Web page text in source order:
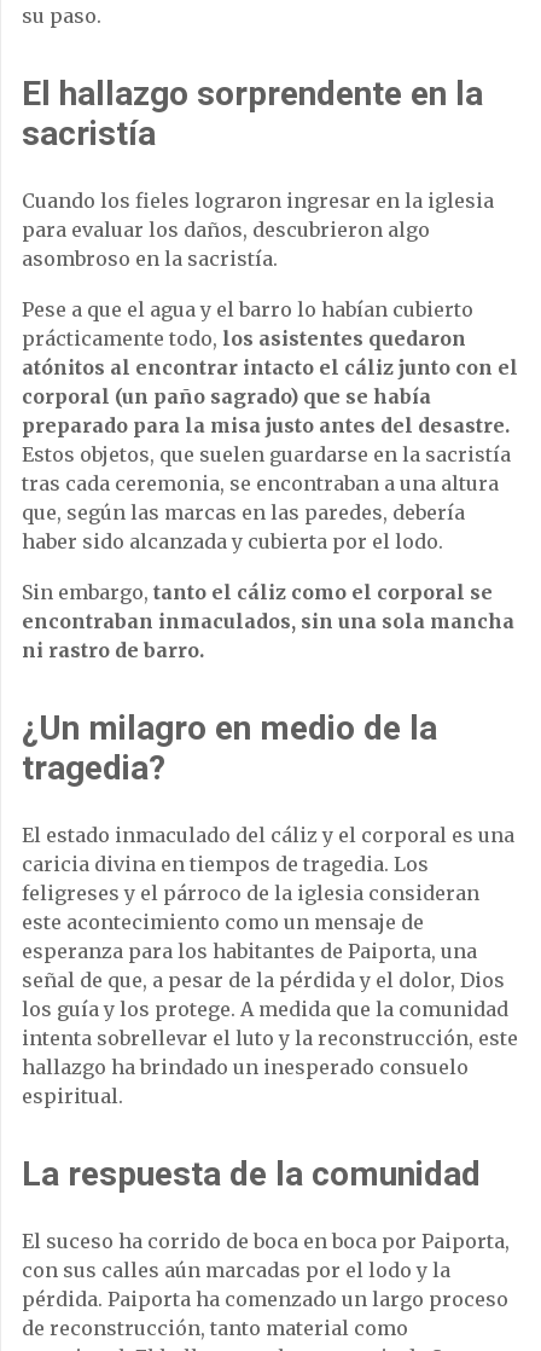
su paso.
El hallazgo sorprendente en la
sacristía
Cuando los fieles lograron ingresar en la iglesia
para evaluar los daños, descubrieron algo
asombroso en la sacristía.
Pese a que el agua y el barro lo habían cubierto
prácticamente todo, los asistentes quedaron
atónitos al encontrar intacto el cáliz junto con el
corporal (un paño sagrado) que se había
preparado para la misa justo antes del desastre.
Estos objetos, que suelen guardarse en la sacristía
tras cada ceremonia, se encontraban a una altura
que, según las marcas en las paredes, debería
haber sido alcanzada y cubierta por el lodo.
Sin embargo, tanto el cáliz como el corporal se
encontraban inmaculados, sin una sola mancha
ni rastro de barro.
¿Un milagro en medio de la
tragedia?
El estado inmaculado del cáliz y el corporal es una
caricia divina en tiempos de tragedia. Los
feligreses y el párroco de la iglesia consideran
este acontecimiento como un mensaje de
esperanza para los habitantes de Paiporta, una
señal de que, a pesar de la pérdida y el dolor, Dios
los guía y los protege. A medida que la comunidad
intenta sobrellevar el luto y la reconstrucción, este
hallazgo ha brindado un inesperado consuelo
espiritual.
La respuesta de la comunidad
El suceso ha corrido de boca en boca por Paiporta,
con sus calles aún marcadas por el lodo y la
pérdida. Paiporta ha comenzado un largo proceso
de reconstrucción, tanto material como